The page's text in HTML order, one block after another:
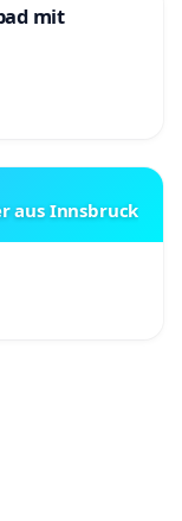
mit
aus Innsbruck